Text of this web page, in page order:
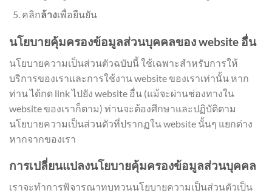
คลิกล้างเพื่อยืนยัน
นโยบายคุ้มครองข้อมูลส่วนบุคคลของ website อื่น
นโยบายความเป็นส่วนตัวฉบับนี้ ใช้เฉพาะสำหรับการให้
บริการของเราและการใช้งาน website ของเราเท่านั้น หาก
ท่าน ได้กด link ไปยัง website อื่น (แม้จะผ่านช่องทางใน
website ของเราก็ตาม) ท่านจะต้องศึกษาและปฏิบัติตาม
นโยบายความเป็นส่วนตัวที่ปรากฏใน website นั้นๆ แยกต่าง
หากจากของเรา
การเปลี่ยนแปลงนโยบายคุ้มครองข้อมูลส่วนบุคคล
เราจะทำการพิจารณาทบทวนนโยบายความเป็นส่วนตัวเป็น